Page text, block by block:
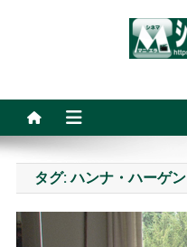
タグ:ハンナ・ハーゲン